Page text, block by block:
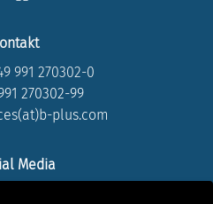
991 270302-0
270302-99
plus.com
Media